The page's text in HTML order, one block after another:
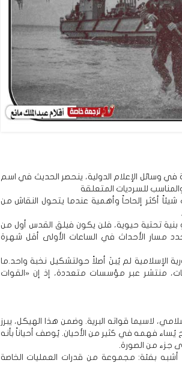
في وسائل الإعلام الدولية، ينحصر الحديث في اسم
للسرديات المتعلقة
أكثر إلحاحاً وأهمية عندما يتحول النقاش من
تحتية حيوية، فلن يكون فيلق القدس أول من
مسار الأحداث في الساعات الأولى أقل شهرة
الإسلامية لم يُبنَ أصلاً حولتشكيل نخبة واحد.ما
منتشر عبر مؤسسات متعددة، إذ إن «القوات
لاسيما قواته البرية. وضمن هذا الهيكل، يبرز
فهمه في كثير من الأحيان. يُوصف أحياناً بأنه
جزء من الصورة.
أشبه بفئة: مجموعة من قدرات العمليات الخاصة